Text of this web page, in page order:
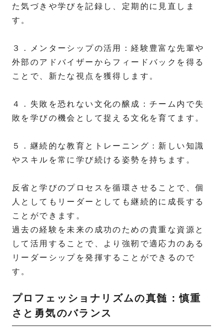
た気づきや学びを記録し、定期的に見直しま
す。
３．メンターシップの活用：経験豊富な先輩や
外部のアドバイザーからフィードバックを得る
ことで、新たな視点を獲得します。
４．失敗を恐れない文化の醸成：チーム内で失
敗を学びの機会として捉える文化を育てます。
５．継続的な教育とトレーニング：新しい知識
やスキルを常に学び続ける姿勢を持ちます。
反省と学びのプロセスを循環させることで、個
人としてもリーダーとしても継続的に成長する
ことができます。
過去の経験を未来の成功のための貴重な資源と
して活用することで、より強靭で適応力のある
リーダーシップを発揮することができるので
す。
プロフェッショナリズムの真髄：慎重
さと勇気のバランス